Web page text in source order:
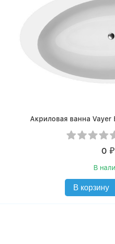
Акриловая ванна Vayer
0 ₽
В
В корзину